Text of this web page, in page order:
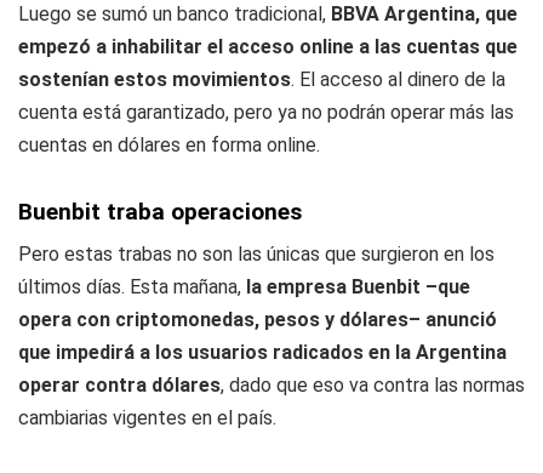
Luego se sumó un banco tradicional, BBVA Argentina, que
empezó a inhabilitar el acceso online a las cuentas que
sostenían estos movimientos. El acceso al dinero de la
cuenta está garantizado, pero ya no podrán operar más las
cuentas en dólares en forma online.
Buenbit traba operaciones
Pero estas trabas no son las únicas que surgieron en los
últimos días. Esta mañana, la empresa Buenbit –que
opera con criptomonedas, pesos y dólares– anunció
que impedirá a los usuarios radicados en la Argentina
operar contra dólares, dado que eso va contra las normas
cambiarias vigentes en el país.